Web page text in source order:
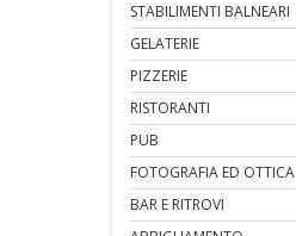
STABILIMENTI BALNEARI
GELATERIE
PIZZERIE
RISTORANTI
PUB
FOTOGRAFIA ED OTTICA
BAR E RITROVI